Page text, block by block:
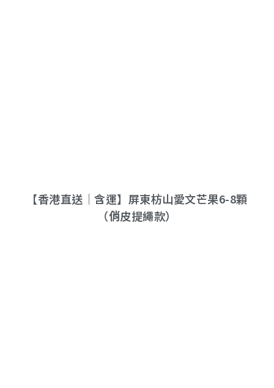
【香港直送｜含運】屏東枋山愛文芒果6-8顆
（俏皮提繩款）